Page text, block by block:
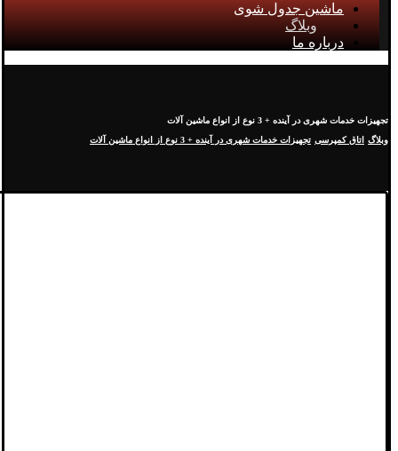
ماشین جدول شوی
وبلاگ
درباره ما
تجهیزات خدمات شهری در آینده + 3 نوع از انواع ماشین آلات
وبلاگ اتاق کمپرسی تجهیزات خدمات شهری در آینده + 3 نوع از انواع ماشین آلات